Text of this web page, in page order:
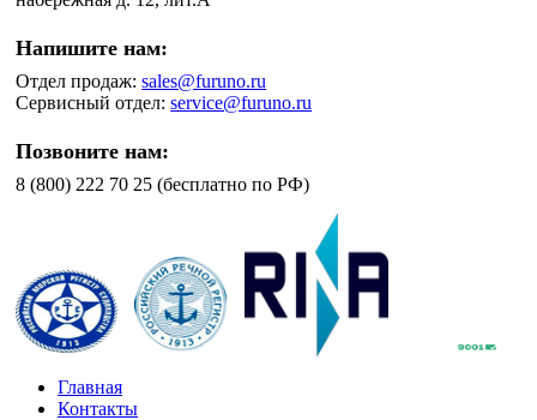
Напишите нам:
Отдел продаж:sales@furuno.ru
Сервисный отдел:service@furuno.ru
Позвоните нам:
8 (800) 222 70 25 (бесплатно по РФ)
Главная
Контакты